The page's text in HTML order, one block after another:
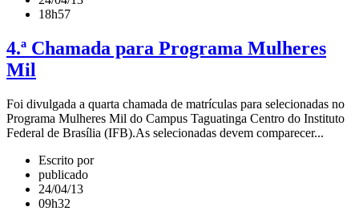
18h57
4.ª Chamada para Programa Mulheres
Mil
Foi divulgada a quarta chamada de matrículas para selecionadas no
Programa Mulheres Mil do Campus Taguatinga Centro do Instituto
Federal de Brasília (IFB).As selecionadas devem comparecer...
Escrito por
publicado
24/04/13
09h32